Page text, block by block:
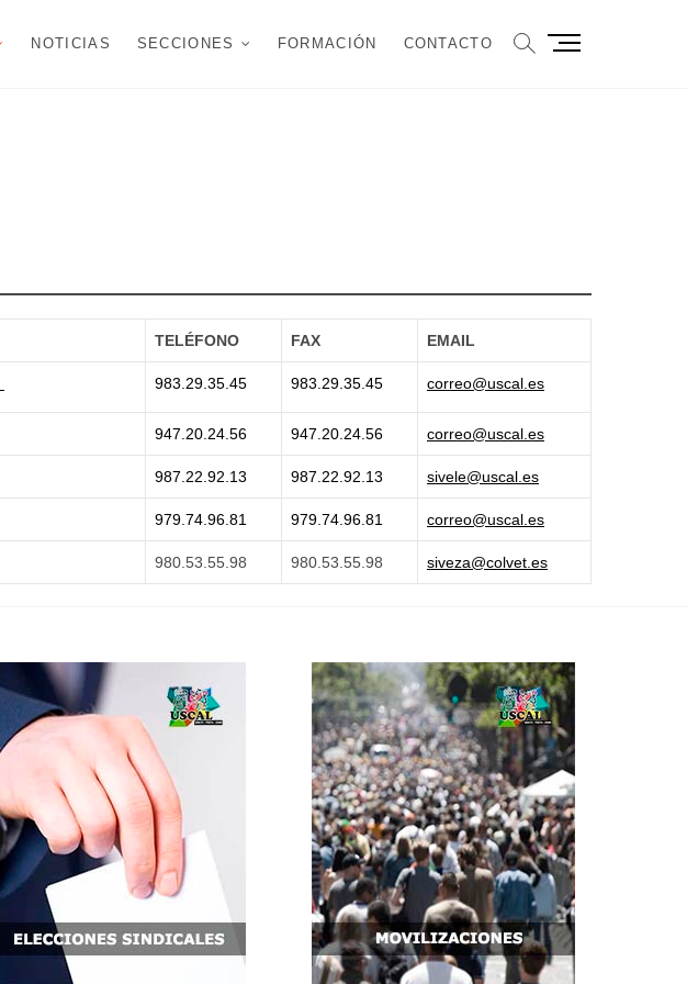
NOTICIAS SECCIONES FORMACIÓN CONTACTO
B
TELÉFONO FAX EMAIL
983.29.35.45 983.29.35.45 correo@uscal.es
947.20.24.56 947.20.24.56 correo@uscal.es
987.22.92.13 987.22.92.13 sivele@uscal.es
979.74.96.81 979.74.96.81 correo@uscal.es
980.53.55.98 980.53.55.98 siveza@colvet.es